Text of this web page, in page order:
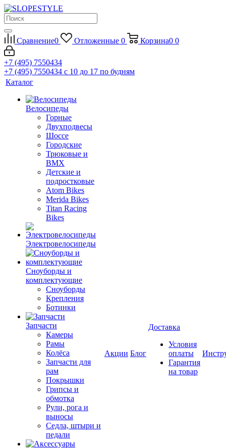
Сравнение0 Отложенные 0 Корзина0 0
+7 (495) 7550434
+7 (495) 7550434 с 10 до 17 по будням
Каталог
Велосипеды
Горные
Двухподвесы
Шоссе
Городские
Трюковые и
BMX
Детские и
подростковые
Atom Bikes
Merida Bikes
Titan Racing
Bikes
Электровелосипеды
Cноуборды и
комплектующие
Сноуборды
Крепления
Ботинки
Запчасти
Камеры
Рамы
Колёса
Запчасти для
рам
Покрышки
Грипсы и
обмотка
Рули, рога и
выносы
Седла, штыри и
педали
Акции Блог
Доставка
Условия
оплаты
Гарантия
на товар